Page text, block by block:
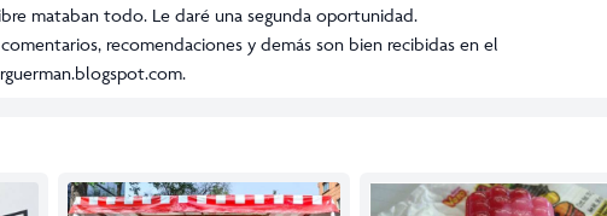
mataban todo. Le daré una segunda oportunidad.
recomendaciones y demás son bien recibidas en el